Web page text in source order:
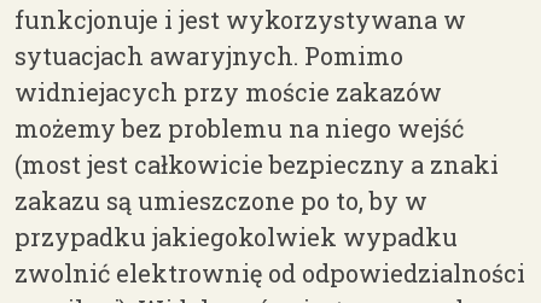
funkcjonuje i jest wykorzystywana w
sytuacjach awaryjnych. Pomimo
widniejacych przy moście zakazów
możemy bez problemu na niego wejść
(most jest całkowicie bezpieczny a znaki
zakazu są umieszczone po to, by w
przypadku jakiegokolwiek wypadku
zwolnić elektrownię od odpowiedzialności